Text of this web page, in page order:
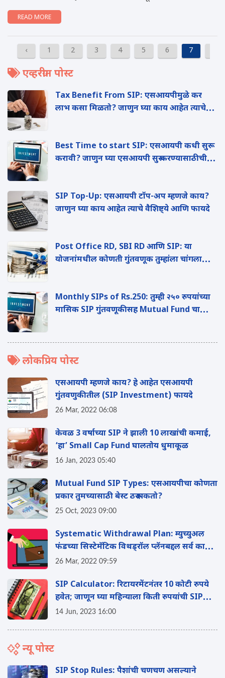
READ MORE
‹ 1 2 3 4 5 6 7
एव्हरग्रीन पोस्ट
Tax Benefit From SIP: एसआयपीमुळे कर
लाभ कसा मिळतो? जाणुन घ्या काय आहेत त्याचे
Best Time to start SIP: एसआयपी कधी सुरू
करावी? जाणुन घ्या एसआयपी सुरू करण्यासाठीची
SIP Top-Up: एसआयपी टॉप-अप म्हणजे काय?
जाणुन घ्या काय आहेत त्याचे वैशिष्ट्ये आण‍ि फायदे
Post Office RD, SBI RD आण‍ि SIP: या
योजनांमधील कोणती गुंतवणूक तुम्हांला चांगला
Monthly SIPs of Rs.250: तुम्ही २५० रुपयांच्या
मास‍िक SIP गुंतवणूकीसह Mutual Fund चा
लोकप्रिय पोस्ट
एसआयपी म्हणजे काय? हे आहेत एसआयपी
गुंतवणुकीतील (SIP Investment) फायदे
26 Mar, 2022 06:08
केवळ 3 वर्षाच्या SIP ने झाली 10 लाखांची कमाई,
‘हा’ Small Cap Fund घालतोय धुमाकूळ
16 Jan, 2023 05:40
Mutual Fund SIP Types: एसआयपीचा कोणता
प्रकार तुमच्यासाठी बेस्ट ठरू शकतो?
25 Oct, 2023 09:00
Systematic Withdrawal Plan: म्युच्युअल
फंडच्या सिस्टेमॅटिक विथड्रॉल प्लॅनबद्दल सर्व काही
येथे जाणून घ्या
26 Mar, 2022 09:59
SIP Calculator: रिटायरमेंटनंतर 10 कोटी रुपये
हवेत; जाणून घ्या महिन्याला किती रुपयांची SIP
करावी लागेल
14 Jun, 2023 16:00
न्यू पोस्ट
SIP Stop Rules: पैशांची चणचण असल्याने